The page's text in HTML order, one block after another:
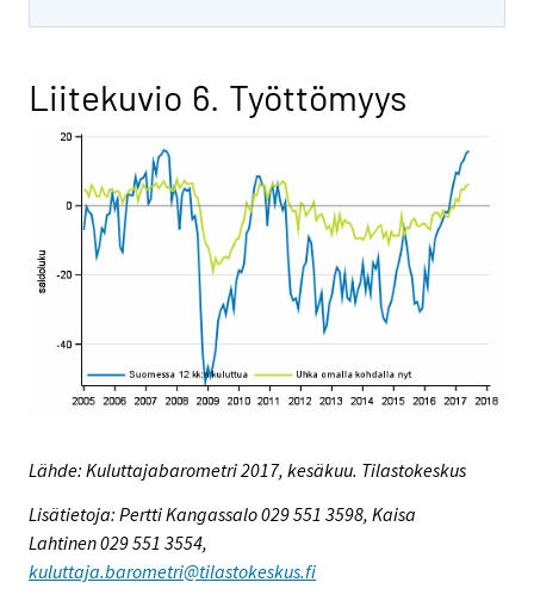
Liitekuvio 6. Työttömyys
Lähde: Kuluttajabarometri 2017, kesäkuu. Tilastokeskus
Lisätietoja: Pertti Kangassalo 029 551 3598, Kaisa
Lahtinen 029 551 3554,
kuluttaja.barometri@tilastokeskus.fi